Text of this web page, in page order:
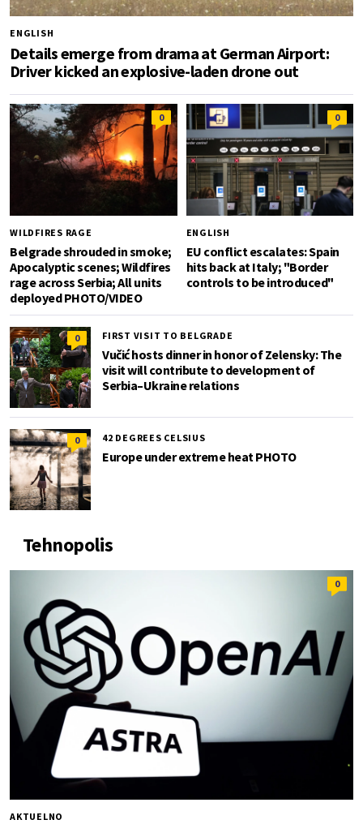
ENGLISH
Details emerge from drama at German Airport:
Driver kicked an explosive-laden drone out
0
WILDFIRES RAGE
Belgrade shrouded in smoke;
Apocalyptic scenes; Wildfires
rage across Serbia; All units
deployed PHOTO/VIDEO
0
ENGLISH
EU conflict escalates: Spain
hits back at Italy; "Border
controls to be introduced"
0 FIRST VISIT TO BELGRADE
Vučić hosts dinner in honor of Zelensky: The
visit will contribute to development of
Serbia–Ukraine relations
0 42 DEGREES CELSIUS
Europe under extreme heat PHOTO
Tehnopolis
0
AKTUELNO